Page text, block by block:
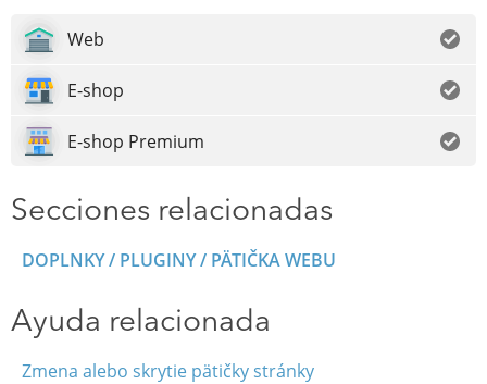
Web
E-shop
E-shop Premium
Secciones relacionadas
DOPLNKY / PLUGINY / PÄTIČKA WEBU
Ayuda relacionada
Zmena alebo skrytie pätičky stránky